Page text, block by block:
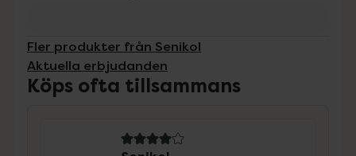
Fler produkter från Senikol
Aktuella erbjudanden
Köps ofta tillsammans
4 av 5 i omdöme